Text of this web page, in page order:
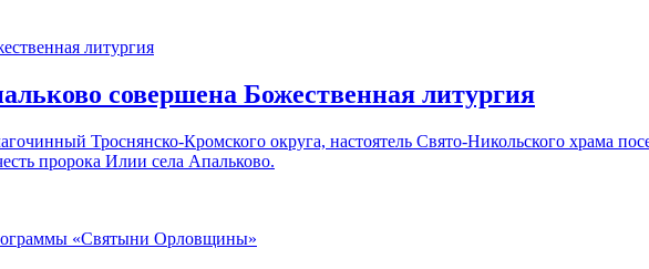
совершена Божественная литургия
Троснянско-Кромского округа, настоятель Свято-Никольского храма
пророка Илии села Апальково.